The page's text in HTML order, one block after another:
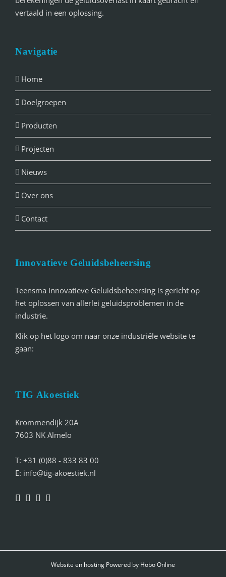
vertaald in een oplossing.
Navigatie
Home
Doelgroepen
Producten
Projecten
Nieuws
Over ons
Contact
Innovatieve Geluidsbeheersing
Teensma Innovatieve Geluidsbeheersing is gericht op
het oplossen van allerlei geluidsproblemen in de
industrie.
Klik op het logo om naar onze industriële website te
gaan:
TIG Akoestiek
Krommendijk 20A
7603 NK Almelo
T: +31 (0)88 - 833 83 00
E: info@tig-akoestiek.nl
Website en hosting Powered by Hobo Online